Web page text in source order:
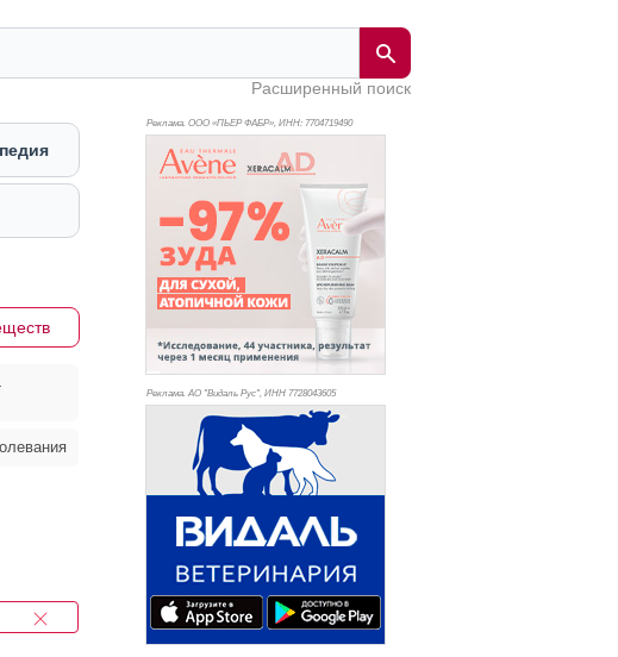
Расширенный поиск
Реклама. ООО «ПЬЕР ФАБР», ИНН: 7704719490
Реклама. АО "Видаль Рус", ИНН 7728043605